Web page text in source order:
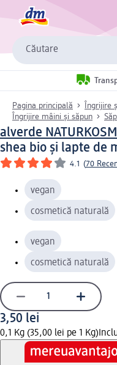
Căutare
Pagina principală
Îngrijire
Îngrijire mâini și săpun
alverde
shea bio și lapte de
4.1 (70
vegan
cosmetică naturală
vegan
cosmetică naturală
3,50 lei
0,1 Kg (35,00 lei pe 1 Kg)